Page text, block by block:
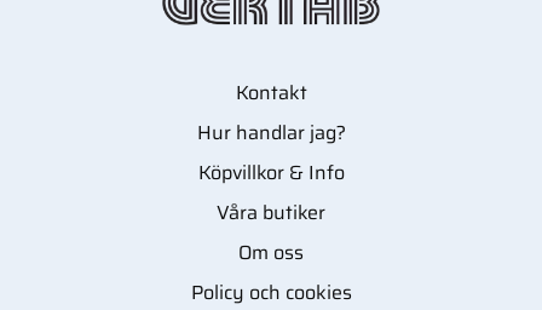
Kontakt
Hur handlar jag?
Köpvillkor & Info
Våra butiker
Om oss
Policy och cookies